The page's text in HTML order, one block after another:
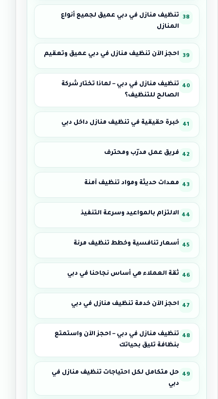
تنظيف منازل في دبي عميق لجميع أنواع
المنازل
احجز الآن تنظيف منازل في دبي عميق وتعقيم
تنظيف منازل في دبي – لماذا تختار شركة
الصالح للتنظيف؟
خبرة حقيقية في تنظيف منازل داخل دبي
فريق عمل مدرّب ومحترف
معدات حديثة ومواد تنظيف آمنة
الالتزام بالمواعيد وسرعة التنفيذ
أسعار تنافسية وخطط تنظيف مرنة
ثقة العملاء هي أساس نجاحنا في دبي
احجز الآن خدمة تنظيف منازل في دبي
تنظيف منازل في دبي – احجز الآن واستمتع
بنظافة تليق بحياتك
حل متكامل لكل احتياجات تنظيف منازل في
دبي